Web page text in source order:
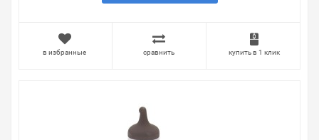
в избранные сравнить купить в 1 клик